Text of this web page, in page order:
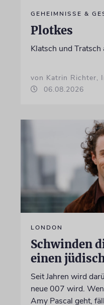
GEHEIMNISSE &
Plotkes
Klatsch und
von Katrin Richter,
06.08.2026
LONDON
Schwinden
einen
Seit Jahren wird
neue 007 wird.
Amy Pascal geht,